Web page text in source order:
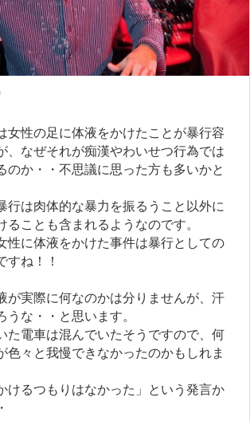
女性の足に体液をかけたことが暴行容
、なぜそれが痴漢やわいせつ行為では
のか・・不思議に思った方も多いかと
行は肉体的な暴力を振るうこと以外に
ることも含まれるようなのです。
性に体液をかけた事件は暴行としての
すね！！
が実際に何なのかは分りませんが、汗
な・・と思います。
た電車は混んでいたそうですので、何
色々と我慢できなかったのかもしれま
けるつもりはなかった」という発言か